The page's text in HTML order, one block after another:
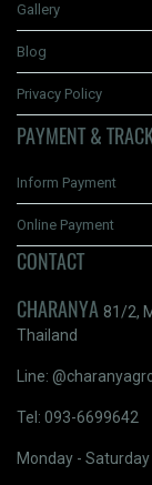
Gallery
Blog
Privacy Policy
PAYMENT &
Inform Payment
Online Payment
CONTACT
CHARANYA 81/2,
Thailand
Line:
Tel: 093-6699642
Monday - Saturday